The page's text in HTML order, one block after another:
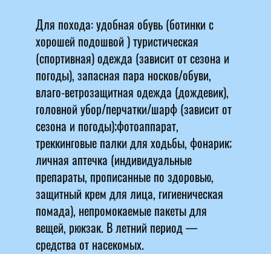
Для похода: удобная обувь (ботинки с
хорошей подошвой ) туристическая
(спортивная) одежда (зависит от сезона и
погоды), запасная пара носков/обуви,
влаго-ветрозащитная одежда (дождевик),
головной убор/перчатки/шарф (зависит от
сезона и погоды);фотоаппарат,
треккинговые палки для ходьбы, фонарик;
личная аптечка (индивидуальные
препараты, прописанные по здоровью,
защитный крем для лица, гигиеническая
помада), непромокаемые пакеты для
вещей, рюкзак. В летний период —
средства от насекомых.